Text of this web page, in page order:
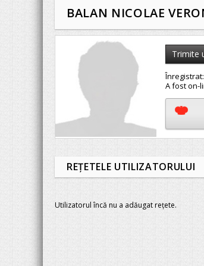
BALAN NICOLAE
Trimite
Înregistrat:
A fost on-
REŢETELE UTILIZATORULUI
Utilizatorul încă nu a adăugat rețete.